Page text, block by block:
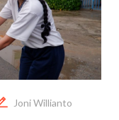
Joni Willianto